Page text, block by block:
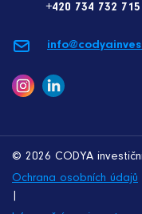
+420 734 732
© 2026 CODYA
Ochrana osobních údajů